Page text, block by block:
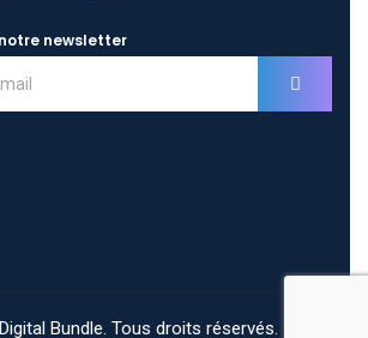
newsletter
Digital Bundle. Tous droits réservés.